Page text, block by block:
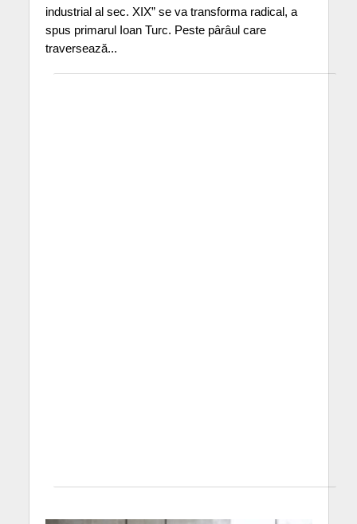
industrial al sec. XIX” se va transforma radical, a
spus primarul Ioan Turc. Peste pârâul care
traversează...